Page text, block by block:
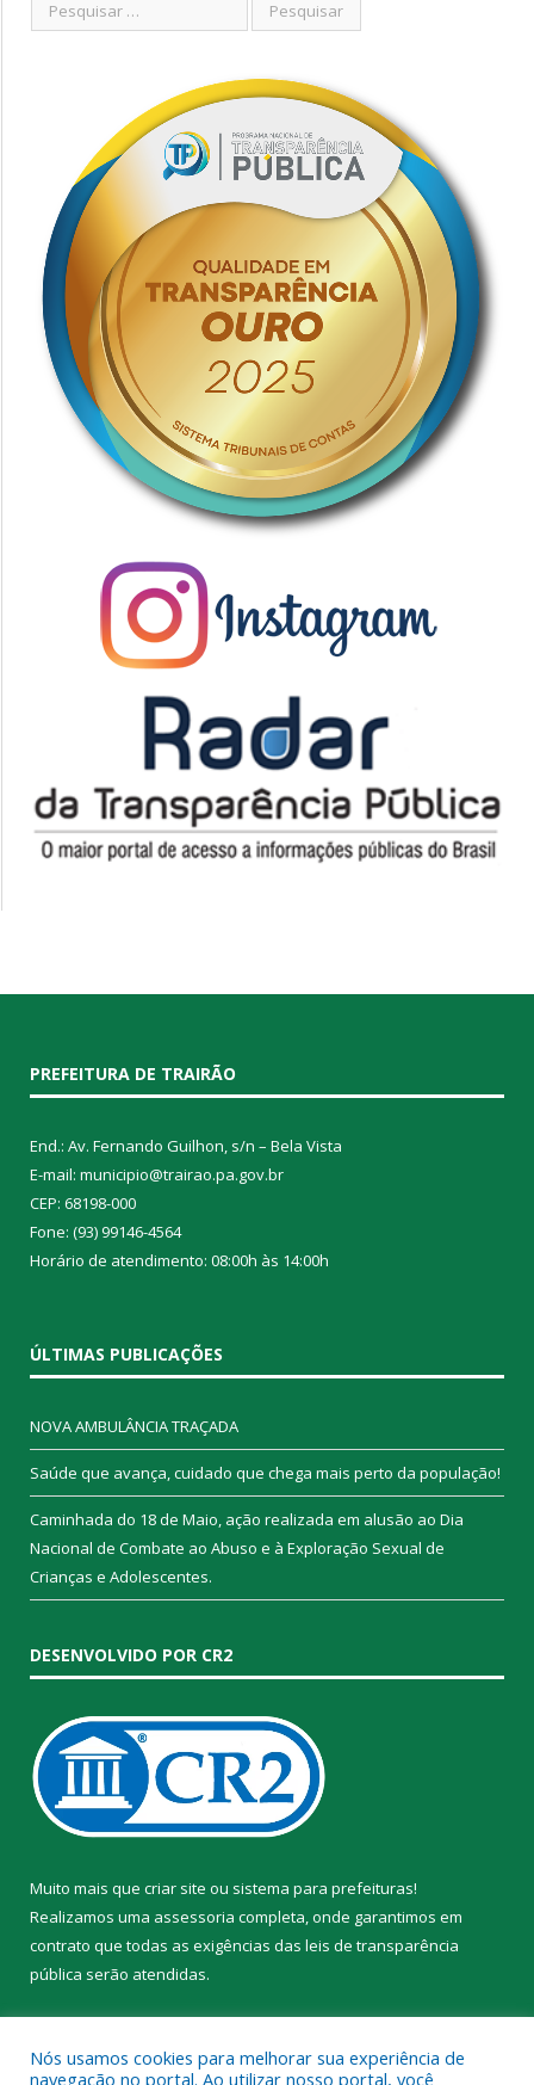
PREFEITURA DE TRAIRÃO
End.: Av. Fernando Guilhon, s/n – Bela Vista
E-mail: municipio@trairao.pa.gov.br
CEP: 68198-000
Fone: (93) 99146-4564
Horário de atendimento: 08:00h às 14:00h
ÚLTIMAS PUBLICAÇÕES
NOVA AMBULÂNCIA TRAÇADA
Saúde que avança, cuidado que chega mais perto da população!
Caminhada do 18 de Maio, ação realizada em alusão ao Dia
Nacional de Combate ao Abuso e à Exploração Sexual de
Crianças e Adolescentes.
DESENVOLVIDO POR CR2
Muito mais que criar site ou sistema para prefeituras!
Realizamos uma assessoria completa, onde garantimos em
contrato que todas as exigências das leis de transparência
pública serão atendidas.
Nós usamos cookies para melhorar sua experiência de
navegação no portal. Ao utilizar nosso portal, você